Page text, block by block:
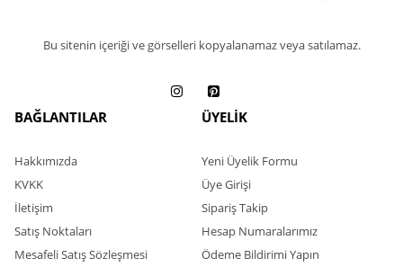
Bu sitenin içeriği ve görselleri kopyalanamaz veya satılamaz.
BAĞLANTILAR
Hakkımızda
KVKK
İletişim
Satış Noktaları
Mesafeli Satış Sözleşmesi
ÜYELİK
Yeni Üyelik Formu
Üye Girişi
Sipariş Takip
Hesap Numaralarımız
Ödeme Bildirimi Yapın